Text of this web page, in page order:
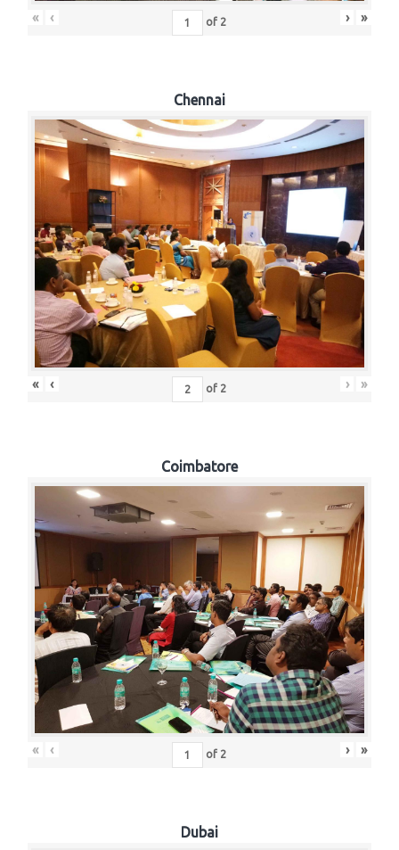
« ‹ of 2 › »
Chennai
« ‹ of 2 › »
Coimbatore
« ‹ of 2 › »
Dubai